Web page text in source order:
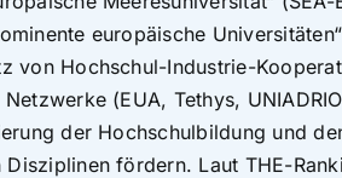
europäische
von Hochschul-Industrie-
(EUA, Tethys,
der Hochschulbildung und
Disziplinen fördern. Laut THE-